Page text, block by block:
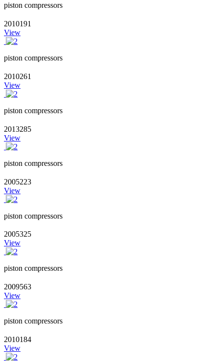
piston compressors
2010191
View
piston compressors
2010261
View
piston compressors
2013285
View
piston compressors
2005223
View
piston compressors
2005325
View
piston compressors
2009563
View
piston compressors
2010184
View